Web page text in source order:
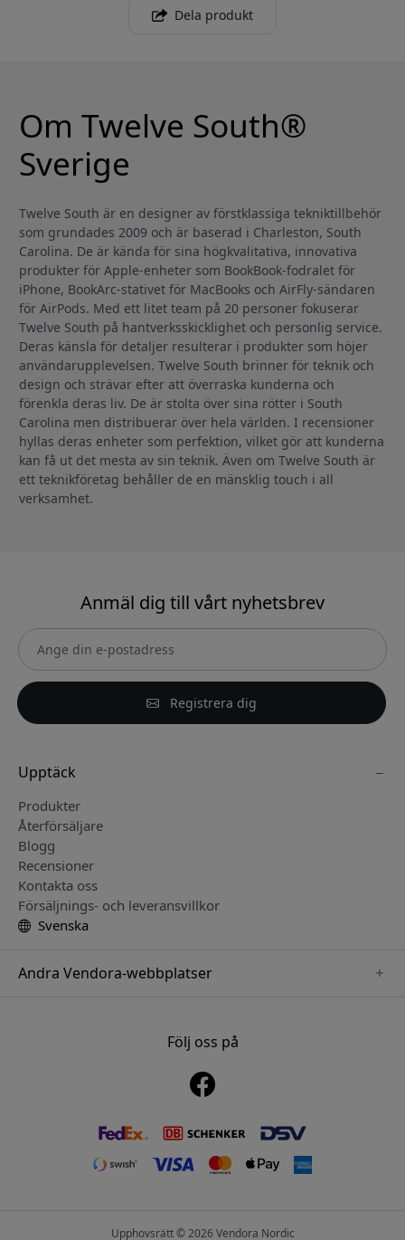
Dela produkt
Om Twelve South®
Sverige
Twelve South är en designer av förstklassiga tekniktillbehör
som grundades 2009 och är baserad i Charleston, South
Carolina. De är kända för sina högkvalitativa, innovativa
produkter för Apple-enheter som BookBook-fodralet för
iPhone, BookArc-stativet för MacBooks och AirFly-sändaren
för AirPods. Med ett litet team på 20 personer fokuserar
Twelve South på hantverksskicklighet och personlig service.
Deras känsla för detaljer resulterar i produkter som höjer
användarupplevelsen. Twelve South brinner för teknik och
design och strävar efter att överraska kunderna och
förenkla deras liv. De är stolta över sina rötter i South
Carolina men distribuerar över hela världen. I recensioner
hyllas deras enheter som perfektion, vilket gör att kunderna
kan få ut det mesta av sin teknik. Även om Twelve South är
ett teknikföretag behåller de en mänsklig touch i all
verksamhet.
Anmäl dig till vårt nyhetsbrev
Registrera dig
Upptäck
Produkter
Återförsäljare
Blogg
Recensioner
Kontakta oss
Försäljnings- och leveransvillkor
Svenska
Andra Vendora-webbplatser
www.pipetto.se
Följ oss på
Upphovsrätt © 2026 Vendora Nordic